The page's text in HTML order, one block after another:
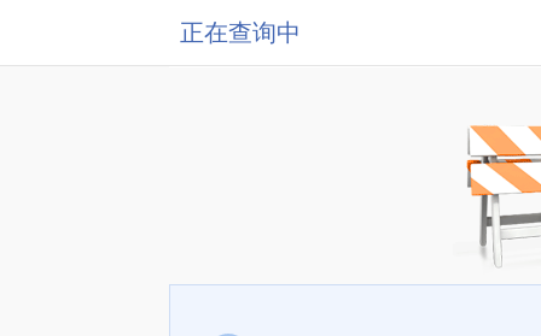
正在查询中